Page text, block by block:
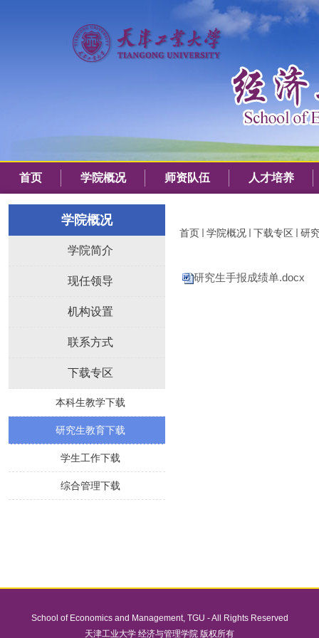
首页 学院概况 师资队伍 人才培养
学院概况
学院简介
现任领导
机构设置
联系方式
下载专区
本科生教学下载
研究生教育下载
学生工作下载
综合管理下载
首页 学院概况 下载专区 研
研究生手报成绩单.docx
School of Economics and Management, TGU - All Rights Reserved
天津工业大学 经济与管理学院 版权所有